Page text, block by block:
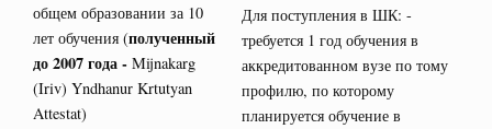
общем образовании за 10
лет обучения (полученный
до 2007 года - Mijnakarg
(Iriv) Yndhanur Krtutyan
Attestat)
Для поступления в ШК: -
требуется 1 год обучения в
аккредитованном вузе по тому
профилю, по которому
планируется обучение в